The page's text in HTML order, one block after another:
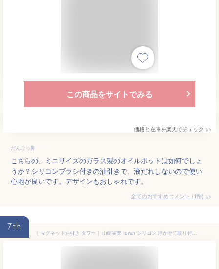
この商品をサイトでみる
価格と在庫を楽天でチェック >>
だんごっ鼻
こちらの、ミニサイズのガラス製のオイルポットは如何でしょ
うか？シリコンブラシ付きの油引きで、液だれしないので使い
心地が良いです。デザインもおしゃれです。
全てのおすすめコメント (1件) >
7th
［ マグネット油引き タワー ］山崎実業 tower シリコン 浮かせて取り付け シリコーン キッチンツール 調理器具 オイルブラシ 油ひき ハケ ブラシ 磁石 料理 シンプル 北欧 おしゃれ yamazaki 公式 モノトーン ブラック ホワイト 1676 1677【送料無料】